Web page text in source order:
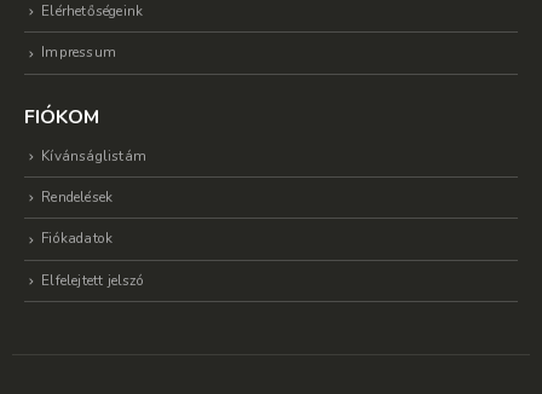
Elérhetőségeink
Impressum
FIÓKOM
Kívánságlistám
Rendelések
Fiókadatok
Elfelejtett jelszó